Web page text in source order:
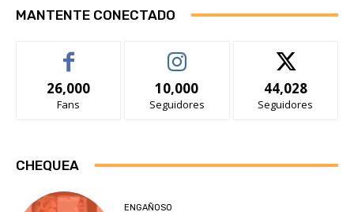
MANTENTE CONECTADO
26,000
Fans
10,000
Seguidores
44,028
Seguidores
CHEQUEA
ENGAÑOSO